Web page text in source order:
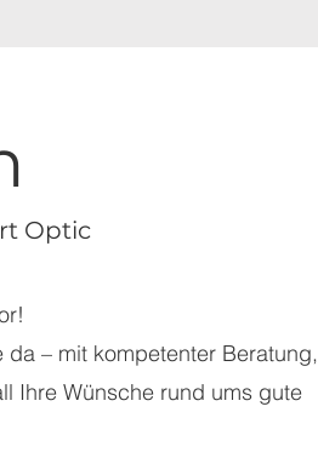
Optic
– mit kompetenter Beratung,
Ihre Wünsche rund ums gute